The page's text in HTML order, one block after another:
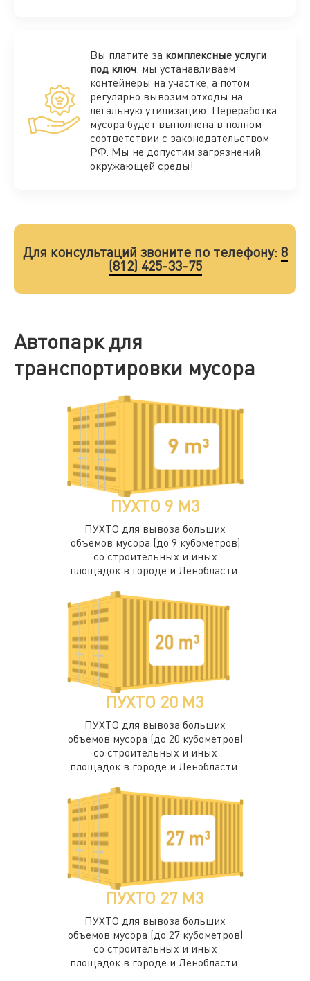
Вы платите за комплексные услуги
под ключ: мы устанавливаем
контейнеры на участке, а потом
регулярно вывозим отходы на
легальную утилизацию. Переработка
мусора будет выполнена в полном
соответствии с законодательством
РФ. Мы не допустим загрязнений
окружающей среды!
Для консультаций звоните по телефону: 8
(812) 425-33-75
Автопарк для
транспортировки мусора
ПУХТО 9 М3
ПУХТО для вывоза больших
объемов мусора (до 9 кубометров)
со строительных и иных
площадок в городе и Ленобласти.
ПУХТО 20 М3
ПУХТО для вывоза больших
объемов мусора (до 20 кубометров)
со строительных и иных
площадок в городе и Ленобласти.
ПУХТО 27 М3
ПУХТО для вывоза больших
объемов мусора (до 27 кубометров)
со строительных и иных
площадок в городе и Ленобласти.